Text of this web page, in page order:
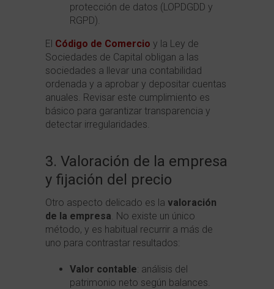
protección de datos (LOPDGDD y
RGPD).
El Código de Comercio y la Ley de
Sociedades de Capital obligan a las
sociedades a llevar una contabilidad
ordenada y a aprobar y depositar cuentas
anuales. Revisar este cumplimiento es
básico para garantizar transparencia y
detectar irregularidades.
3. Valoración de la empresa
y fijación del precio
Otro aspecto delicado es la valoración
de la empresa . No existe un único
método, y es habitual recurrir a más de
uno para contrastar resultados:
Valor contable: análisis del
patrimonio neto según balances.